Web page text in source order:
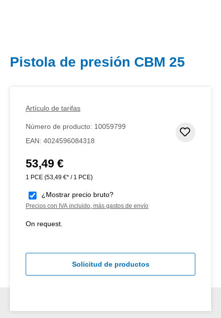
Pistola de presión CBM 25
Artículo de tarifas
Número de producto: 10059799
EAN: 4024596084318
Precio normal:
53,49 €
1 PCE (53,49 €* / 1 PCE)
¿Mostrar precio bruto?
Precios con IVA incluido, más gastos de envío
On request.
Solicitud de productos